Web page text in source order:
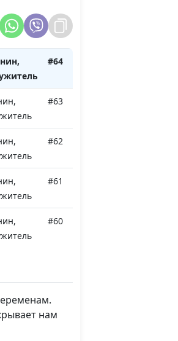
#64
#63
#62
#61
#60
#58
нам